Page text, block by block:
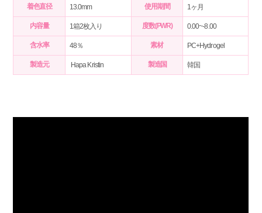
着色直径 13.0mm 使用期間 1ヶ月
内容量 1箱2枚入り 度数(PWR) 0.00~-8.00
含水率 48％ 素材 PC+Hydrogel
製造元 Hapa Kristin 製造国 韓国